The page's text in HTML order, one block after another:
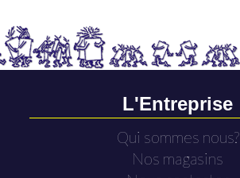
L'Entreprise
Qui sommes nous?
Nos magasins